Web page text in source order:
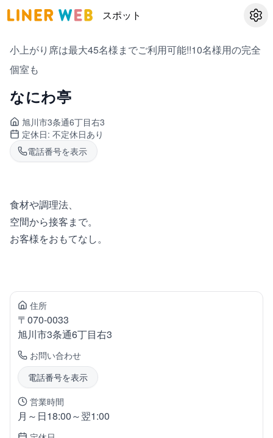
スポット 設定
小上がり席は最大45名様までご利用可能!!10名様用の完全
個室も
なにわ亭
旭川市3条通6丁目右3
定休日: 不定休日あり
電話番号を表示
食材や調理法、
空間から接客まで。
お客様をおもてなし。
住所
〒070-0033
旭川市3条通6丁目右3
お問い合わせ
電話番号を表示
営業時間
月～日18:00～翌1:00